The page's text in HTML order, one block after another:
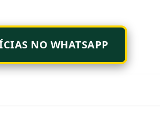
NO WHATSAPP